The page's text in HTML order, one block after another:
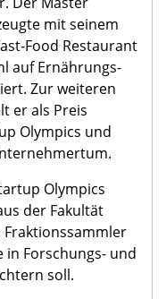
mit seinem
Food Restaurant
auf Ernährungs-
Zur weiteren
er als Preis
Olympics und
Olympics
der Fakultät
Fraktionssammler
in Forschungs- und
soll.